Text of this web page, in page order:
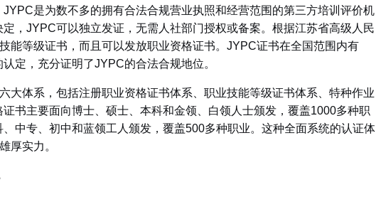
是为数不多的拥有合法合规营业执照和经营范围的第三方培训评价机
，JYPC可以独立发证，无需人社部门授权或备案。根据江苏省高级人民
能等级证书，而且可以发放职业资格证书。JYPC证书在全国范围内有
定，充分证明了JYPC的合法合规地位。
大体系，包括注册职业资格证书体系、职业技能等级证书体系、特种作业
证书主要面向博士、硕士、本科和金领、白领人士颁发，覆盖1000多种职
中专、初中和蓝领工人颁发，覆盖500多种职业。这种全面系统的认证体
厚实力。